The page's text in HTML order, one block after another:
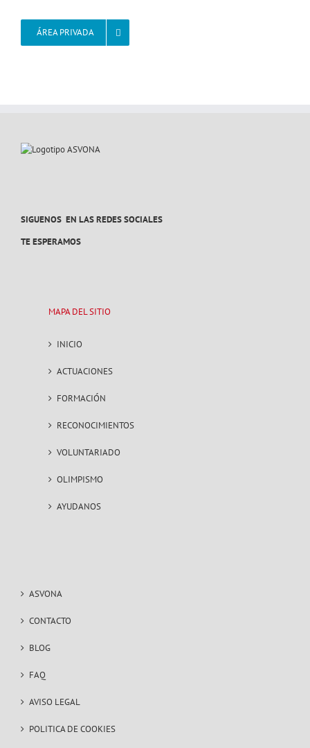
ÁREA PRIVADA
SIGUENOS EN LAS REDES SOCIALES
TE ESPERAMOS
MAPA DEL SITIO
INICIO
ACTUACIONES
FORMACIÓN
RECONOCIMIENTOS
VOLUNTARIADO
OLIMPISMO
AYUDANOS
ASVONA
CONTACTO
BLOG
FAQ
AVISO LEGAL
POLITICA DE COOKIES